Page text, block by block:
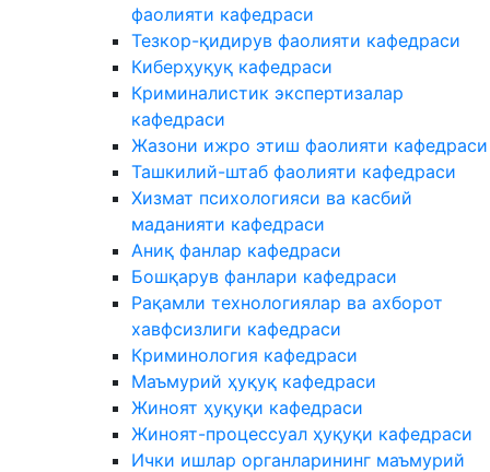
фаолияти кафедраси
Тезкор-қидирув фаолияти кафедраси
Киберҳуқуқ кафедраси
Криминалистик экспертизалар
кафедраси
Жазони ижро этиш фаолияти кафедраси
Ташкилий-штаб фаолияти кафедраси
Хизмат психологияси ва касбий
маданияти кафедраси
Аниқ фанлар кафедраси
Бошқарув фанлари кафедраси
Рақамли технологиялар ва ахборот
хавфсизлиги кафедраси
Криминология кафедраси
Маъмурий ҳуқуқ кафедраси
Жиноят ҳуқуқи кафедраси
Жиноят-процессуал ҳуқуқи кафедраси
Ички ишлар органларининг маъмурий